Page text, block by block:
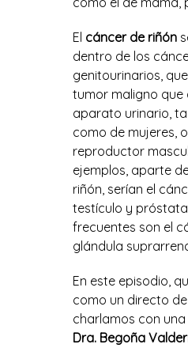
El cáncer de riñón
dentro de los
genitourinarios,
tumor maligno que
aparato urinario,
como de mujeres,
reproductor
ejemplos, aparte
riñón, serían el
testículo y
frecuentes son el
glándula
En este episodio,
como un directo
charlamos con
Dra. Begoña